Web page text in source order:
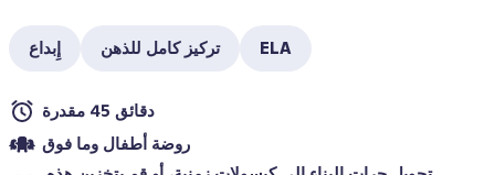
إِبداع تركيز كامل للذهن ELA
دقائق 45 مقدرة
روضة أطفال وما فوق